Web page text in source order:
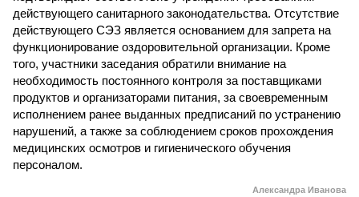
действующего санитарного законодательства. Отсутствие
действующего СЭЗ является основанием для запрета на
функционирование оздоровительной организации. Кроме
того, участники заседания обратили внимание на
необходимость постоянного контроля за поставщиками
продуктов и организаторами питания, за своевременным
исполнением ранее выданных предписаний по устранению
нарушений, а также за соблюдением сроков прохождения
медицинских осмотров и гигиенического обучения
персоналом.
Александра Иванова